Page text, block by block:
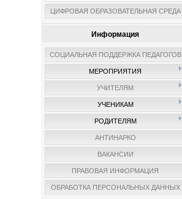
ЦИФРОВАЯ ОБРАЗОВАТЕЛЬНАЯ СРЕДА
Информация
СОЦИАЛЬНАЯ ПОДДЕРЖКА ПЕДАГОГОВ
МЕРОПРИЯТИЯ
УЧИТЕЛЯМ
УЧЕНИКАМ
РОДИТЕЛЯМ
АНТИНАРКО
ВАКАНСИИ
ПРАВОВАЯ ИНФОРМАЦИЯ
ОБРАБОТКА ПЕРСОНАЛЬНЫХ ДАННЫХ